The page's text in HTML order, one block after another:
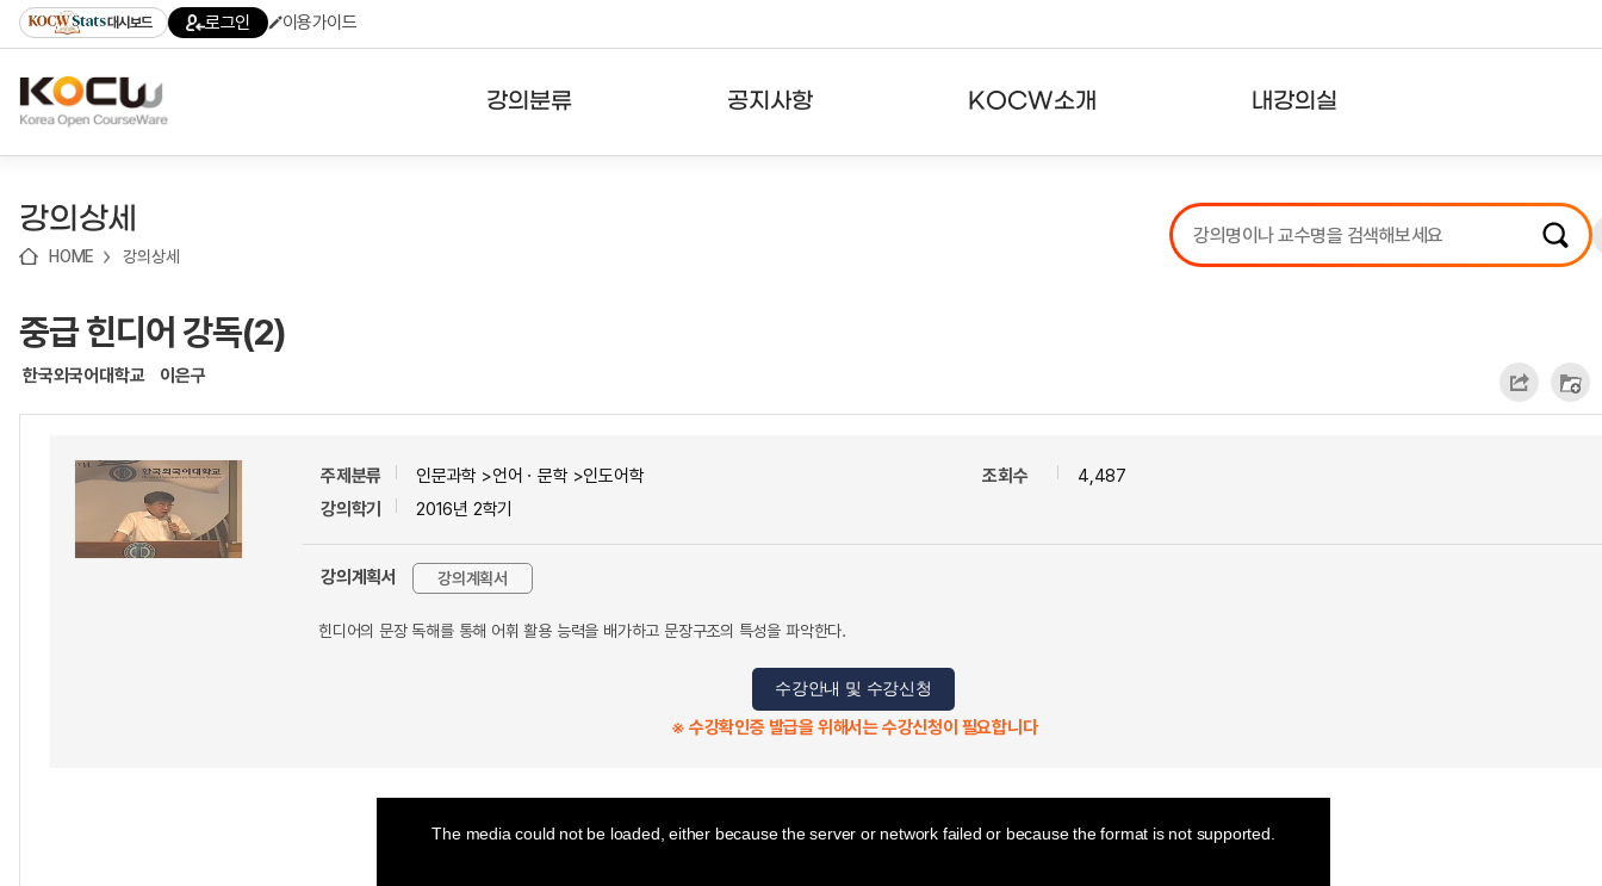
기
기
기
content)
가
대시보드 로그인 이용가이드
강의분류 공지사항 KOCW소개 내강의실
강의리스트
수강확인증강의
강의상세
HOME 강의상세
중급 힌디어 강독(2)
한국외국어대학교 이은구
주제분류
인문과학 >언어ㆍ문학 >인도어학
강의학기
2016년 2학기
조회수 4,487
강의계획서 강의계획서
힌디어의 문장 독해를 통해 어휘 활용 능력을 배가하고 문장구조의 특성을 파악한다.
수강안내 및 수강신청
※ 수강확인증 발급을 위해서는 수강신청이 필요합니다
The media could not be loaded, either because the server or network failed or because the format is not supported.